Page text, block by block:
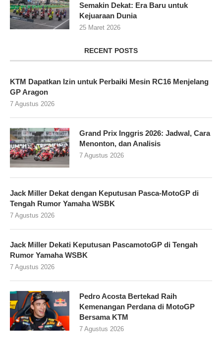
Semakin Dekat: Era Baru untuk
Kejuaraan Dunia
25 Maret 2026
RECENT POSTS
KTM Dapatkan Izin untuk Perbaiki Mesin RC16 Menjelang
GP Aragon
7 Agustus 2026
Grand Prix Inggris 2026: Jadwal, Cara
Menonton, dan Analisis
7 Agustus 2026
Jack Miller Dekat dengan Keputusan Pasca-MotoGP di
Tengah Rumor Yamaha WSBK
7 Agustus 2026
Jack Miller Dekati Keputusan PascamotoGP di Tengah
Rumor Yamaha WSBK
7 Agustus 2026
Pedro Acosta Bertekad Raih
Kemenangan Perdana di MotoGP
Bersama KTM
7 Agustus 2026